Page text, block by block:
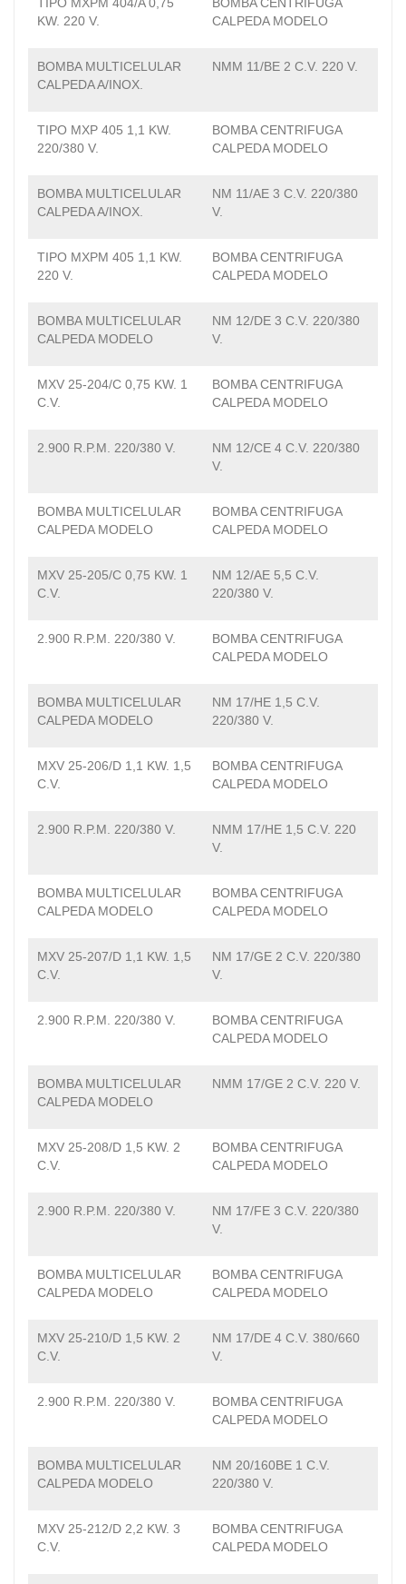
KW. 220 V.
CALPEDA MODELO
BOMBA MULTICELULAR
CALPEDA A/INOX.
NMM 11/BE 2 C.V. 220 V.
TIPO MXP 405 1,1 KW.
220/380 V.
BOMBA CENTRIFUGA
CALPEDA MODELO
BOMBA MULTICELULAR
CALPEDA A/INOX.
NM 11/AE 3 C.V. 220/380
V.
TIPO MXPM 405 1,1 KW.
220 V.
BOMBA CENTRIFUGA
CALPEDA MODELO
BOMBA MULTICELULAR
CALPEDA MODELO
NM 12/DE 3 C.V. 220/380
V.
MXV 25-204/C 0,75 KW. 1
C.V.
BOMBA CENTRIFUGA
CALPEDA MODELO
2.900 R.P.M. 220/380 V.
NM 12/CE 4 C.V. 220/380
V.
BOMBA MULTICELULAR
CALPEDA MODELO
BOMBA CENTRIFUGA
CALPEDA MODELO
MXV 25-205/C 0,75 KW. 1
C.V.
NM 12/AE 5,5 C.V.
220/380 V.
2.900 R.P.M. 220/380 V.
BOMBA CENTRIFUGA
CALPEDA MODELO
BOMBA MULTICELULAR
CALPEDA MODELO
NM 17/HE 1,5 C.V.
220/380 V.
MXV 25-206/D 1,1 KW. 1,5
C.V.
BOMBA CENTRIFUGA
CALPEDA MODELO
2.900 R.P.M. 220/380 V.
NMM 17/HE 1,5 C.V. 220
V.
BOMBA MULTICELULAR
CALPEDA MODELO
BOMBA CENTRIFUGA
CALPEDA MODELO
MXV 25-207/D 1,1 KW. 1,5
C.V.
NM 17/GE 2 C.V. 220/380
V.
2.900 R.P.M. 220/380 V.
BOMBA CENTRIFUGA
CALPEDA MODELO
BOMBA MULTICELULAR
CALPEDA MODELO
NMM 17/GE 2 C.V. 220 V.
MXV 25-208/D 1,5 KW. 2
C.V.
BOMBA CENTRIFUGA
CALPEDA MODELO
2.900 R.P.M. 220/380 V.
NM 17/FE 3 C.V. 220/380
V.
BOMBA MULTICELULAR
CALPEDA MODELO
BOMBA CENTRIFUGA
CALPEDA MODELO
MXV 25-210/D 1,5 KW. 2
C.V.
NM 17/DE 4 C.V. 380/660
V.
2.900 R.P.M. 220/380 V.
BOMBA CENTRIFUGA
CALPEDA MODELO
BOMBA MULTICELULAR
CALPEDA MODELO
NM 20/160BE 1 C.V.
220/380 V.
MXV 25-212/D 2,2 KW. 3
C.V.
BOMBA CENTRIFUGA
CALPEDA MODELO